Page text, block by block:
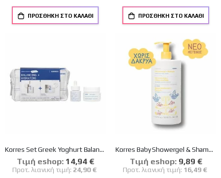
ΠΡΟΣΘΉΚΗ ΣΤΟ ΚΑΛΆΘΙ ΠΡΟΣΘΉΚΗ ΣΤΟ ΚΑΛΆΘΙ
Korres Set Greek Yoghurt Balancing + Hydrating Set με νυδατική Κρέμα-Gel με Προβιοτικά 40ml & Ενυδατικός Ορός με Προβιοτικά 15ml
Tιμή eshop: Ειδική
Τιμή
14,94 €
Προτ. λιανική τιμή: 24,90 €
Korres Baby Showergel & Shampoo Coconut & Almond Βρεφικό Αφρόλουτρο & Σαμπουάν Kαρύδα & Αμύγδαλο 1lt
Tιμή eshop: Ειδική
Τιμή
9,89 €
Προτ. λιανική τιμή: 16,49 €